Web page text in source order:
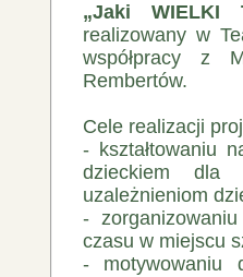
„Jaki WIELKI
realizowany w
współpracy z
Rembertów.
Cele realizacji
‐ kształtowaniu
dzieckiem dla
uzależnieniom
‐
czasu w miejscu
‐ motywowaniu